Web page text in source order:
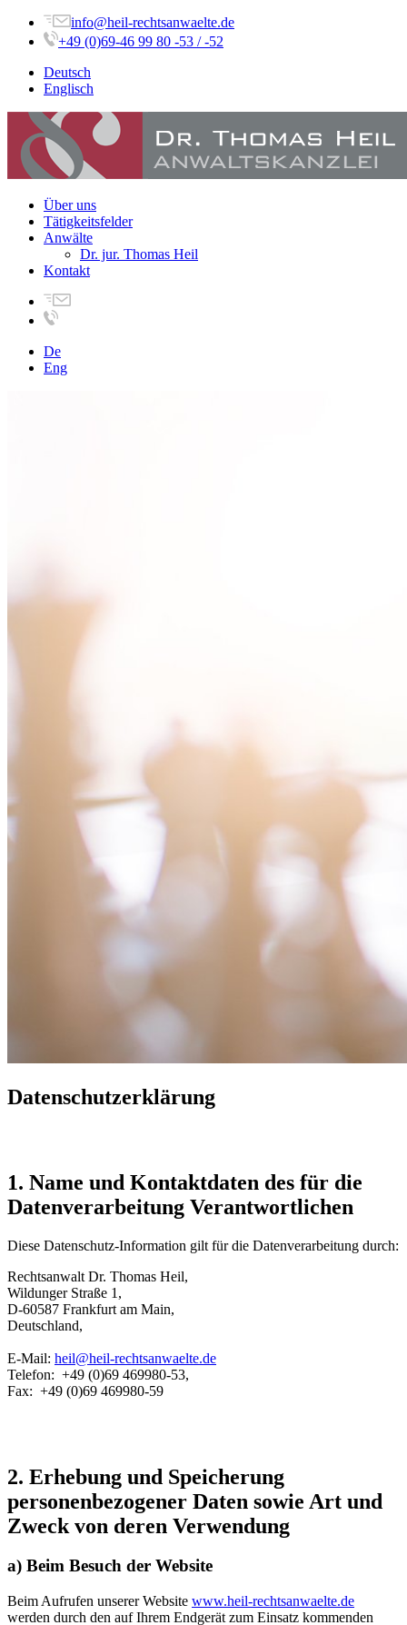
info@heil-rechtsanwaelte.de
+49 (0)69-46 99 80 -53 / -52
Deutsch
Englisch
Über uns
Tätigkeitsfelder
Anwälte
Dr. jur. Thomas Heil
Kontakt
De
Eng
Datenschutzerklärung
1. Name und Kontaktdaten des für die
Datenverarbeitung Verantwortlichen
Diese Datenschutz-Information gilt für die Datenverarbeitung durch:
Rechtsanwalt Dr. Thomas Heil,
Wildunger Straße 1,
D-60587 Frankfurt am Main,
Deutschland,
E-Mail: heil@heil-rechtsanwaelte.de
Telefon: +49 (0)69 469980-53,
Fax: +49 (0)69 469980-59
2. Erhebung und Speicherung
personenbezogener Daten sowie Art und
Zweck von deren Verwendung
a) Beim Besuch der Website
Beim Aufrufen unserer Website www.heil-rechtsanwaelte.de
werden durch den auf Ihrem Endgerät zum Einsatz kommenden